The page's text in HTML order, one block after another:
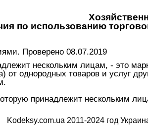
по использованию
Проверено 08.07.2019
нескольким лицам, - это
от однородных товаров и услуг
принадлежит нескольким
Kodeksy.com.ua 2011-2024 год